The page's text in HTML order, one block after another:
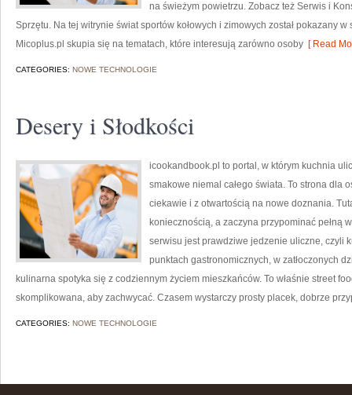
na świeżym powietrzu. Zobacz też Serwis i
Sprzętu. Na tej witrynie świat sportów kołowych i zimowych został pokazany
Micoplus.pl skupia się na tematach, które interesują zarówno osoby [ Read
CATEGORIES: NOWE TECHNOLOGIE
Desery i Słodkości
icookandbook.pl to portal, w którym kuchnia
smakowe niemal całego świata. To strona dla
ciekawie i z otwartością na nowe doznania.
koniecznością, a zaczyna przypominać pełną
serwisu jest prawdziwe jedzenie uliczne, czyli
punktach gastronomicznych, w zatłoczonych
kulinarna spotyka się z codziennym życiem mieszkańców. To właśnie street
skomplikowana, aby zachwycać. Czasem wystarczy prosty placek, dobrze
CATEGORIES: NOWE TECHNOLOGIE